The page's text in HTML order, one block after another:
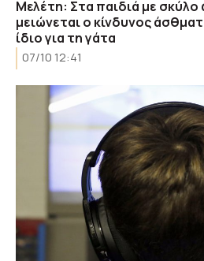
Μελέτη: Στα παιδιά με σκύλο
μειώνεται ο κίνδυνος
ίδιο για τη γάτα
07/10 12:41